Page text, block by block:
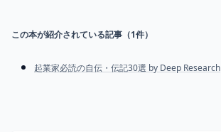
この本が紹介されている記事（1件）
起業家必読の自伝・伝記30選 by Deep Research